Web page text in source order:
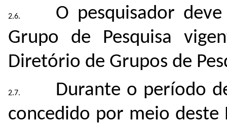
O pesquisador
Grupo de Pesquisa
Diretório de Grupos de
Durante o período
concedido por meio